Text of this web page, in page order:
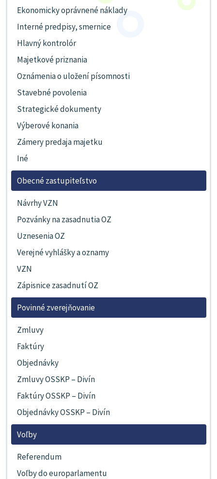
Ekonomicky oprávnené náklady
Interné predpisy, smernice
Hlavný kontrolór
Majetkové priznania
Oznámenia o uložení písomnosti
Stavebné povolenia
Strategické dokumenty
Výberové konania
Zámery predaja majetku
Iné
Obecné zastupiteľstvo
Návrhy VZN
Pozvánky na zasadnutia OZ
Uznesenia OZ
Verejné vyhlášky a oznamy
VZN
Zápisnice zasadnutí OZ
Povinné zverejňovanie
Zmluvy
Faktúry
Objednávky
Zmluvy OSSKP – Divín
Faktúry OSSKP – Divín
Objednávky OSSKP – Divín
Voľby
Referendum
Voľby do europarlamentu